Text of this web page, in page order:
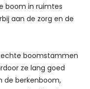
boom in ruimtes
aan de zorg en de
echte boomstammen
ze lang goed
de berkenboom,